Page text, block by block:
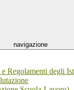
navigazione
Regolamenti degli